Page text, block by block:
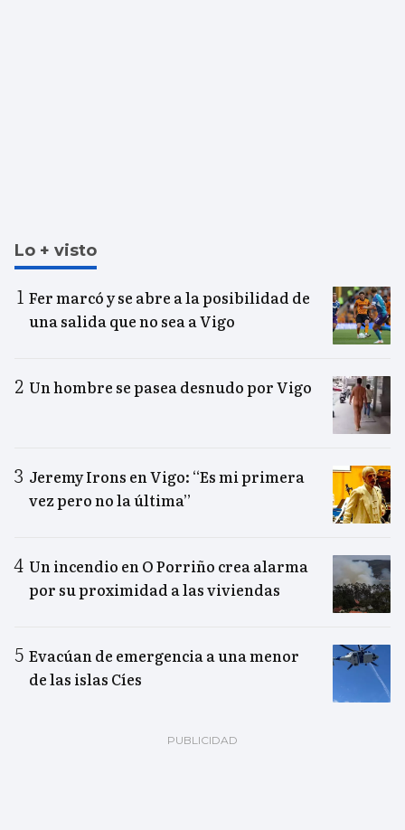
Lo + visto
Fer marcó y se abre a la posibilidad de
una salida que no sea a Vigo
Un hombre se pasea desnudo por Vigo
Jeremy Irons en Vigo: “Es mi primera
vez pero no la última”
Un incendio en O Porriño crea alarma
por su proximidad a las viviendas
Evacúan de emergencia a una menor
de las islas Cíes